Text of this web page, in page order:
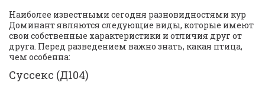
Наиболее известными сегодня разновидностями кур
Доминант являются следующие виды, которые имеют
свои собственные характеристики и отличия друг от
друга. Перед разведением важно знать, какая птица,
чем особенна:
Суссекс (Д104)